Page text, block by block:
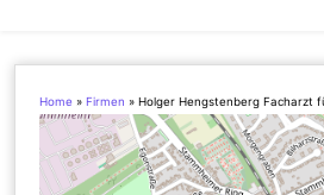
Home » Firmen »Holger Hengstenberg Facharzt